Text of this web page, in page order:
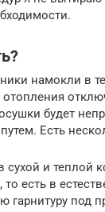
намокли в
отопления
будет
Есть
и теплой
есть в
гарнитуру под